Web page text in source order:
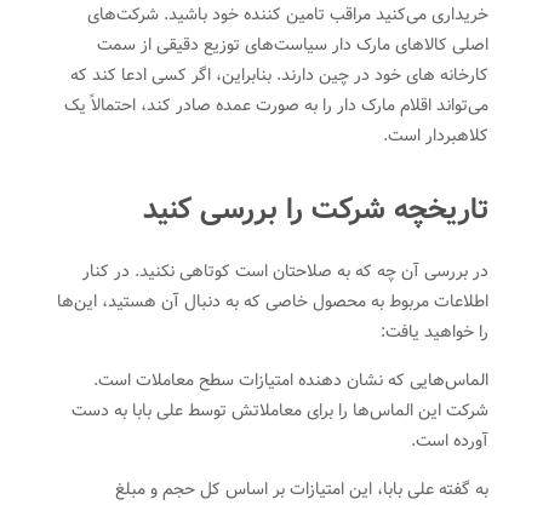
خریداری می‌کنید مراقب تامین کننده خود باشید. شرکت‌های
اصلی کالاهای مارک دار سیاست‌های توزیع دقیقی از سمت
کارخانه های خود در چین دارند. بنابراین، اگر کسی ادعا کند که
می‌تواند اقلام مارک دار را به صورت عمده صادر کند، احتمالاً یک
کلاهبردار است.
تاریخچه شرکت را بررسی کنید
در بررسی آن چه که به صلاحتان است کوتاهی نکنید. در کنار
اطلاعات مربوط به محصول خاصی که به دنبال آن هستید، این‌ها
را خواهید یافت:
الماس‌هایی که نشان دهنده امتیازات سطح معاملات است.
شرکت این الماس‌ها را برای معاملاتش توسط علی بابا به دست
آورده است.
به گفته علی بابا، این امتیازات بر اساس کل حجم و مبلغ